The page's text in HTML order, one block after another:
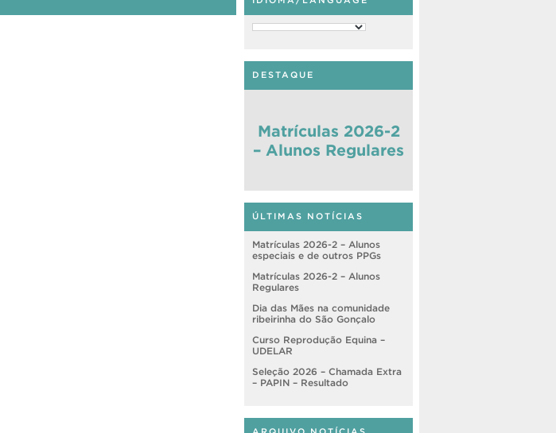
DESTAQUE
Matrículas 2026-2
– Alunos Regulares
ÚLTIMAS NOTÍCIAS
Matrículas 2026-2 – Alunos
especiais e de outros PPGs
Matrículas 2026-2 – Alunos
Regulares
Dia das Mães na comunidade
ribeirinha do São Gonçalo
Curso Reprodução Equina –
UDELAR
Seleção 2026 – Chamada Extra
– PAPIN – Resultado